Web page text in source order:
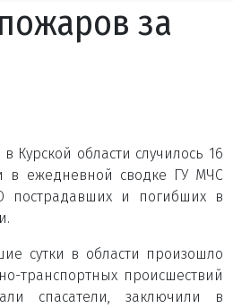
за
Курской области случилось 16
в ежедневной сводке ГУ МЧС
пострадавших и погибших в
сутки в области произошло
транспортных происшествий
спасатели, заключили в